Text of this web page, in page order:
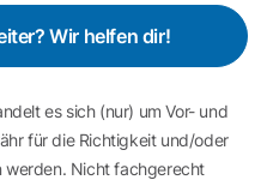
Wir helfen dir!
es sich (nur) um Vor- und
für die Richtigkeit und/oder
werden. Nicht fachgerecht